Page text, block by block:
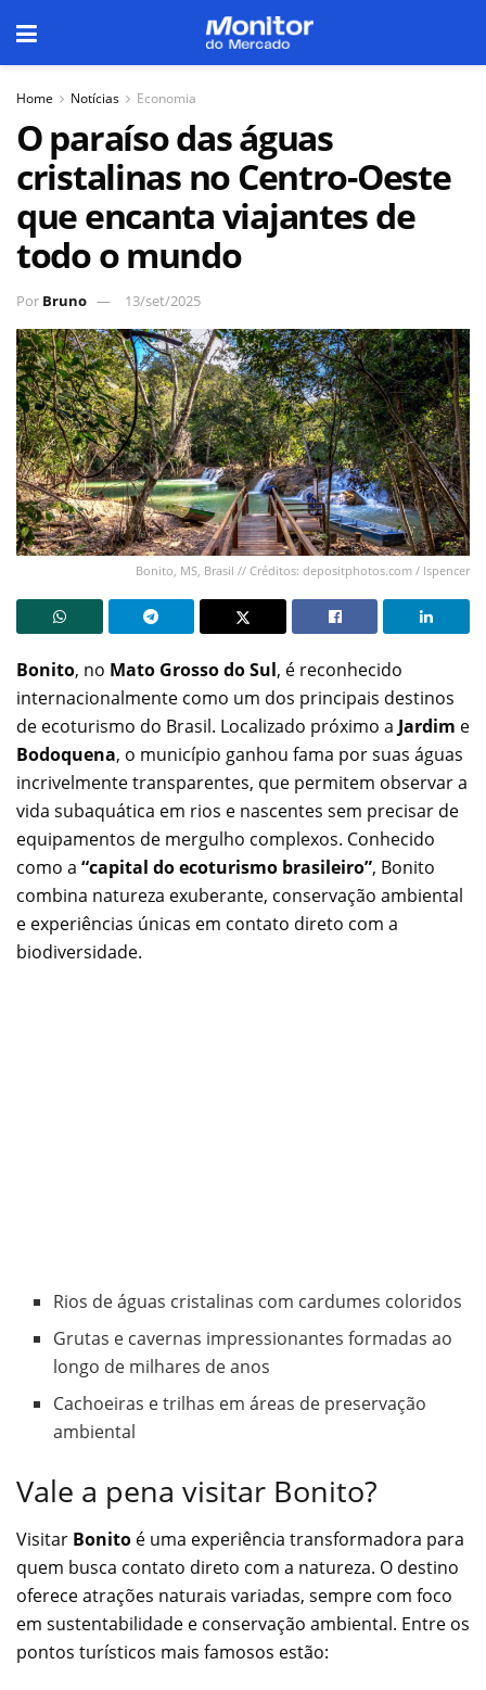
Home Notícias Economia
O paraíso das águas
cristalinas no Centro-Oeste
que encanta viajantes de
todo o mundo
Por Bruno 13/set/2025
Bonito, MS, Brasil // Créditos: depositphotos.com / lspencer
Bonito, no Mato Grosso do Sul, é reconhecido
internacionalmente como um dos principais destinos
de ecoturismo do Brasil. Localizado próximo a Jardim e
Bodoquena, o município ganhou fama por suas águas
incrivelmente transparentes, que permitem observar a
vida subaquática em rios e nascentes sem precisar de
equipamentos de mergulho complexos. Conhecido
como a “capital do ecoturismo brasileiro”, Bonito
combina natureza exuberante, conservação ambiental
e experiências únicas em contato direto com a
biodiversidade.
Rios de águas cristalinas com cardumes coloridos
Grutas e cavernas impressionantes formadas ao
longo de milhares de anos
Cachoeiras e trilhas em áreas de preservação
ambiental
Vale a pena visitar Bonito?
Visitar Bonito é uma experiência transformadora para
quem busca contato direto com a natureza. O destino
oferece atrações naturais variadas, sempre com foco
em sustentabilidade e conservação ambiental. Entre os
pontos turísticos mais famosos estão: